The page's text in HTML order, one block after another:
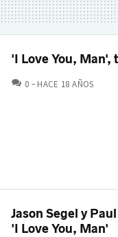
'I Love You, Man',
0 COMENTARIOS
HACE 18 AÑOS
Jason Segel y
'I Love You, Man'